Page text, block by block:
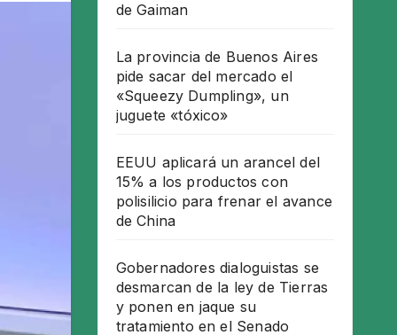
de Gaiman
La provincia de Buenos Aires
pide sacar del mercado el
«Squeezy Dumpling», un
juguete «tóxico»
EEUU aplicará un arancel del
15% a los productos con
polisilicio para frenar el avance
de China
Gobernadores dialoguistas se
desmarcan de la ley de Tierras
y ponen en jaque su
tratamiento en el Senado